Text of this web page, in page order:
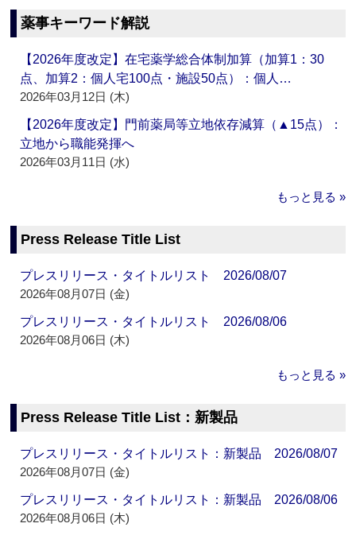
薬事キーワード解説
【2026年度改定】在宅薬学総合体制加算（加算1：30
点、加算2：個人宅100点・施設50点）：個人…
2026年03月12日 (木)
【2026年度改定】門前薬局等立地依存減算（▲15点）：
立地から職能発揮へ
2026年03月11日 (水)
もっと見る »
Press Release Title List
プレスリリース・タイトルリスト 2026/08/07
2026年08月07日 (金)
プレスリリース・タイトルリスト 2026/08/06
2026年08月06日 (木)
もっと見る »
Press Release Title List：新製品
プレスリリース・タイトルリスト：新製品 2026/08/07
2026年08月07日 (金)
プレスリリース・タイトルリスト：新製品 2026/08/06
2026年08月06日 (木)